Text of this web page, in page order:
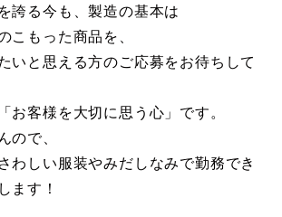
誇る今も、製造の基本は
こもった商品を、
いと思える方のご応募をお待ちして
お客様を大切に思う心」です。
ので、
わしい服装やみだしなみで勤務でき
ます！